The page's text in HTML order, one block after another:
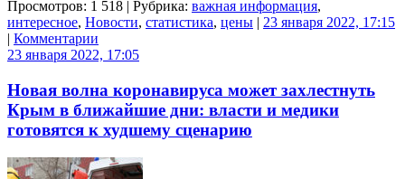
Просмотров: 1 518 | Рубрика: важная информация,
интересное, Новости, статистика, цены | 23 января 2022, 17:15
| Комментарии
23 января 2022, 17:05
Новая волна коронавируса может захлестнуть
Крым в ближайшие дни: власти и медики
готовятся к худшему сценарию